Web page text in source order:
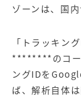
ゾーンは、国
「トラッキン
********のコー
ングIDを
ば、解析自体